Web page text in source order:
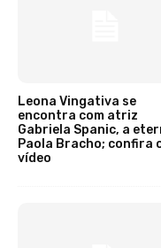
Leona Vingativa se
encontra com atriz
Gabriela Spanic, a
Paola Bracho; confira
vídeo